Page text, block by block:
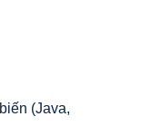
(Java,